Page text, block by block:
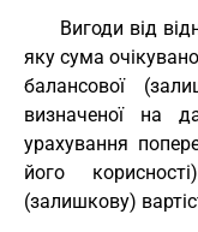
Вигоди від
яку сума
балансової
визначеної на
урахування
його
(залишкову)